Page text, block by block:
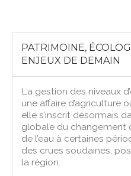
PATRIMOINE,
ENJEUX DE DEMAIN
La gestion des niveaux
une affaire d’agriculture
elle s’inscrit désormais
globale du changement
de l’eau à certaines
des crues soudaines,
la région.